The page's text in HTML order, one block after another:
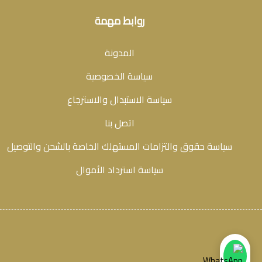
روابط مهمة
المدونة
سياسة الخصوصية
سياسة الاستبدال والاسترجاع
اتصل بنا
سياسة حقوق والتزامات المستهلك الخاصة بالشحن والتوصيل
سياسة استرداد الأموال